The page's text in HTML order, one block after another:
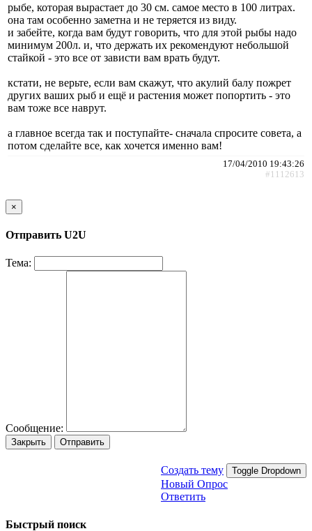
рыбе, которая вырастает до 30 см. самое место в 100 литрах.
она там особенно заметна и не теряется из виду.
и забейте, когда вам будут говорить, что для этой рыбы надо
минимум 200л. и, что держать их рекомендуют небольшой
стайкой - это все от зависти вам врать будут.
кстати, не верьте, если вам скажут, что акулий балу пожрет
других ваших рыб и ещё и растения может попортить - это
вам тоже все наврут.
а главное всегда так и поступайте- сначала спросите совета, а
потом сделайте все, как хочется именно вам!
17/04/2010 19:43:26
#1112613
×
Отправить U2U
Тема:
Сообщение:
Закрыть Отправить
Создать тему Toggle Dropdown
Новый Опрос
Ответить
Быстрый поиск